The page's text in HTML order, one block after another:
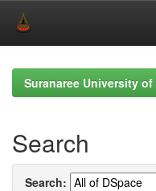
navigationSuranaree University
Search
Search: